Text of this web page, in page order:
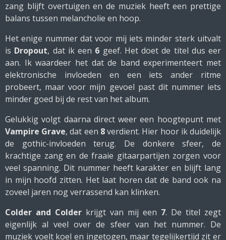
zang blijft overtuigen en de muziek heeft een prettige
balans tussen melancholie en hoop.
Het enige nummer dat voor mij iets minder sterk uitvalt
is Dropout, dat ik een 6 geef. Het doet de titel dus eer
aan. Ik waardeer het dat de band experimenteert met
elektronische invloeden en een iets ander ritme
probeert, maar voor mijn gevoel past dit nummer iets
minder goed bij de rest van het album.
Gelukkig volgt daarna direct weer een hoogtepunt met
Vampire Grave, dat een 8verdient. Hier hoor ik duidelijk
de gothic-invloeden terug. De donkere sfeer, de
krachtige zang en de fraaie gitaarpartijen zorgen voor
veel spanning. Dit nummer heeft karakter en blijft lang
in mijn hoofd zitten. Het laat horen dat de band ook na
zoveel jaren nog verrassend kan klinken.
Colder and Colder krijgt van mij een 7. De titel zegt
eigenlijk al veel over de sfeer van het nummer. De
muziek voelt koel en ingetogen, maar tegelijkertijd zit er